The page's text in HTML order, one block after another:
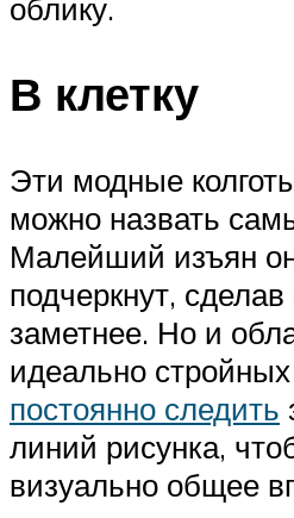
облику.
В клетку
Эти модные
можно назвать
Малейший изъян
подчеркнут, сделав
заметнее. Но и
идеально стройных
постоянно следить
линий рисунка,
визуально общее